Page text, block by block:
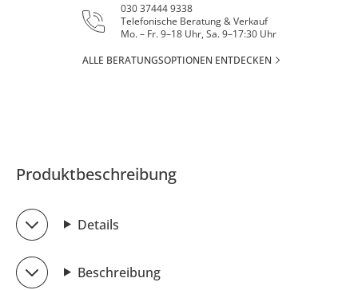
030 37444 9338
Telefonische Beratung & Verkauf
Mo. – Fr. 9–18 Uhr, Sa. 9–17:30 Uhr
ALLE BERATUNGSOPTIONEN ENTDECKEN
Produktbeschreibung
Details
Beschreibung